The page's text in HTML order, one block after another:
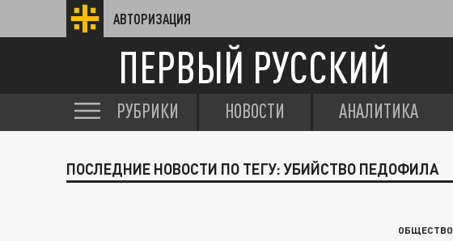
АВТОРИЗАЦИЯ
ПЕРВЫЙ РУССКИЙ
РУБРИКИ НОВОСТИ АНАЛИТИКА
ПОСЛЕДНИЕ НОВОСТИ ПО ТЕГУ: УБИЙСТВО ПЕДОФИЛА
ОБЩЕСТВО